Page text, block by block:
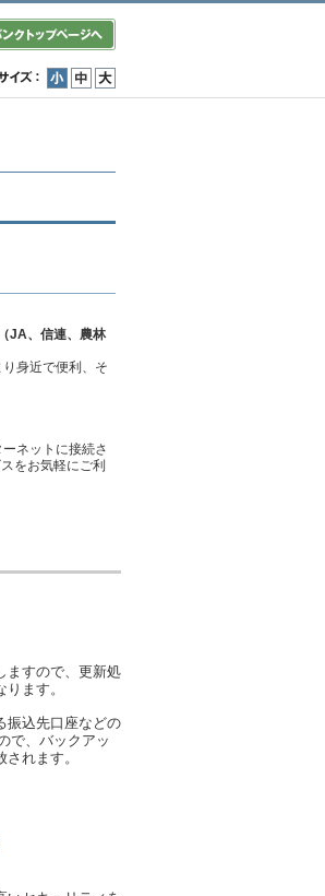
小 中 大
JA、信連、農林
身近で便利、そ
ネットに接続さ
をお気軽にご利
ますので、更新処
ます。
振込先口座などの
で、バックアッ
れます。